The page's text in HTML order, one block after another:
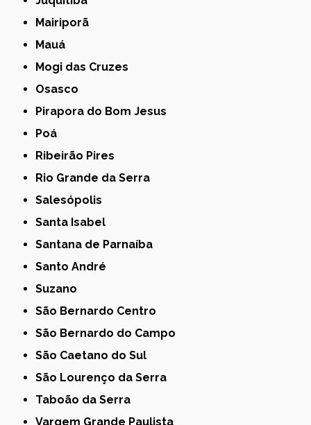
Mairiporã
Mauá
Mogi das Cruzes
Osasco
Pirapora do Bom Jesus
Poá
Ribeirão Pires
Rio Grande da Serra
Salesópolis
Santa Isabel
Santana de Parnaíba
Santo André
Suzano
São Bernardo Centro
São Bernardo do Campo
São Caetano do Sul
São Lourenço da Serra
Taboão da Serra
Vargem Grande Paulista